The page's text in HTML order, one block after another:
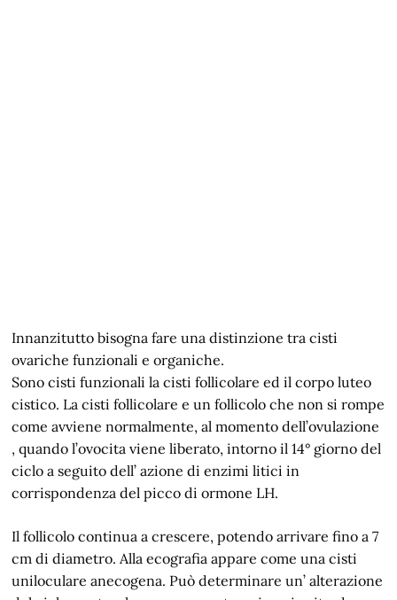
Innanzitutto bisogna fare una distinzione tra cisti
ovariche funzionali e organiche.
Sono cisti funzionali la cisti follicolare ed il corpo luteo
cistico. La cisti follicolare e un follicolo che non si rompe
come avviene normalmente, al momento dell’ovulazione
, quando l’ovocita viene liberato, intorno il 14° giorno del
ciclo a seguito dell’ azione di enzimi litici in
corrispondenza del picco di ormone LH.
Il follicolo continua a crescere, potendo arrivare fino a 7
cm di diametro. Alla ecografia appare come una cisti
uniloculare anecogena. Può determinare un’ alterazione